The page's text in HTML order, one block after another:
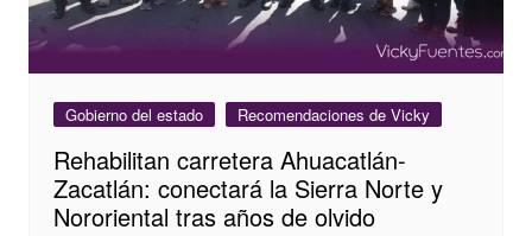
Gobierno del estado Recomendaciones de Vicky
Rehabilitan carretera Ahuacatlán-
Zacatlán: conectará la Sierra Norte y
Nororiental tras años de olvido